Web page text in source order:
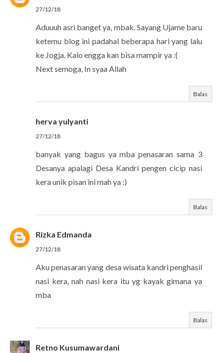
27/12/18
Aduuuh asri banget ya, mbak. Sayang Ujame baru
ketemu blog ini padahal beberapa hari yang lalu
ke Jogja. Kalo engga kan bisa mampir ya :(
Next semoga, In syaa Allah
Balas
herva yulyanti
27/12/18
banyak yang bagus ya mba penasaran sama 3
Desanya apalagi Desa Kandri pengen cicip nasi
kera unik pisan ini mah ya :)
Balas
Rizka Edmanda
27/12/18
Aku penasaran yang desa wisata kandri penghasil
nasi kera, nah nasi kera itu yg kayak gimana ya
mba
Balas
Retno Kusumawardani